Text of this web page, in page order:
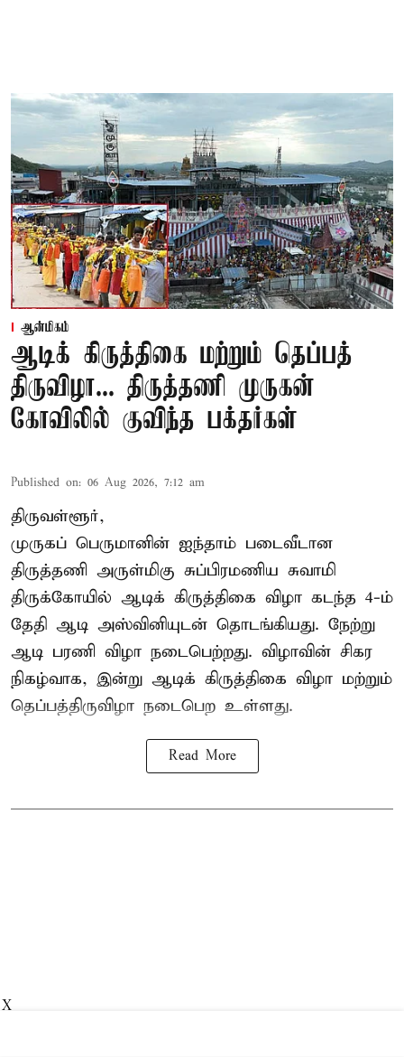
ஆன்மிகம்
ஆடிக் கிருத்திகை மற்றும் தெப்பத்
திருவிழா... திருத்தணி முருகன்
கோவிலில் குவிந்த பக்தர்கள்
Published on: 06 Aug 2026, 7:12 am
திருவள்ளூர்,
முருகப் பெருமானின் ஐந்தாம் படைவீடான
திருத்தணி அருள்மிகு சுப்பிரமணிய சுவாமி
திருக்கோயில் ஆடிக் கிருத்திகை விழா கடந்த 4-ம்
தேதி ஆடி அஸ்வினியுடன் தொடங்கியது. நேற்று
ஆடி பரணி விழா நடைபெற்றது. விழாவின் சிகர
நிகழ்வாக, இன்று ஆடிக் கிருத்திகை விழா மற்றும்
தெப்பத்திருவிழா நடைபெற உள்ளது.
Read More
X